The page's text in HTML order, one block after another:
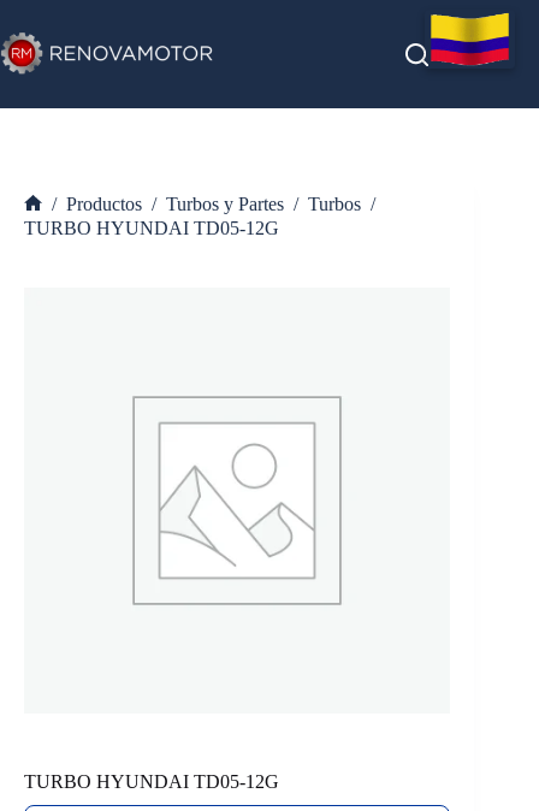
al
contenido
Inicio
/ Productos / Turbos y Partes / Turbos /
TURBO HYUNDAI TD05-12G
TURBO HYUNDAI TD05-12G